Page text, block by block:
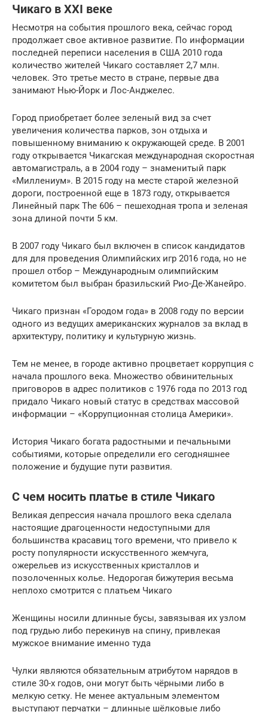
Чикаго в XXI веке
Несмотря на события прошлого века, сейчас город
продолжает свое активное развитие. По информации
последней переписи населения в США 2010 года
количество жителей Чикаго составляет 2,7 млн.
человек. Это третье место в стране, первые два
занимают Нью-Йорк и Лос-Анджелес.
Город приобретает более зеленый вид за счет
увеличения количества парков, зон отдыха и
повышенному вниманию к окружающей среде. В 2001
году открывается Чикагская международная скоростная
автомагистраль, а в 2004 году – знаменитый парк
«Миллениум». В 2015 году на месте старой железной
дороги, построенной еще в 1873 году, открывается
Линейный парк The 606 – пешеходная тропа и зеленая
зона длиной почти 5 км.
В 2007 году Чикаго был включен в список кандидатов
для для проведения Олимпийских игр 2016 года, но не
прошел отбор – Международным олимпийским
комитетом был выбран бразильский Рио-Де-Жанейро.
Чикаго признан «Городом года» в 2008 году по версии
одного из ведущих американских журналов за вклад в
архитектуру, политику и культурную жизнь.
Тем не менее, в городе активно процветает коррупция с
начала прошлого века. Множество обвинительных
приговоров в адрес политиков с 1976 года по 2013 год
придало Чикаго новый статус в средствах массовой
информации – «Коррупционная столица Америки».
История Чикаго богата радостными и печальными
событиями, которые определили его сегодняшнее
положение и будущие пути развития.
С чем носить платье в стиле Чикаго
Великая депрессия начала прошлого века сделала
настоящие драгоценности недоступными для
большинства красавиц того времени, что привело к
росту популярности искусственного жемчуга,
ожерельев из искусственных кристаллов и
позолоченных колье. Недорогая бижутерия весьма
неплохо смотрится с платьем Чикаго
Женщины носили длинные бусы, завязывая их узлом
под грудью либо перекинув на спину, привлекая
мужское внимание именно туда
Чулки являются обязательным атрибутом нарядов в
стиле 30-х годов, они могут быть чёрными либо в
мелкую сетку. Не менее актуальным элементом
выступают перчатки – длинные шёлковые либо